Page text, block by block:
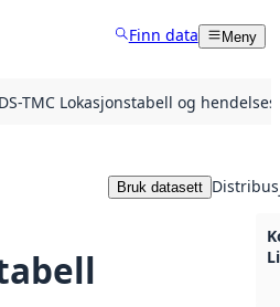
Finn data Meny
TMC Lokasjonstabell og
Bruk datasett